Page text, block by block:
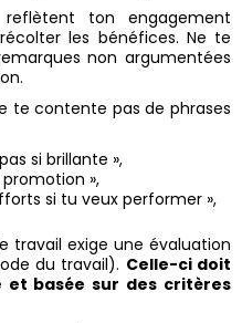
ton engagement
les bénéfices. Ne te
non argumentées
te contente pas de phrases
si brillante »,
»,
si tu veux performer »,
travail exige une évaluation
du travail). Celle-ci doit
basée sur des critères